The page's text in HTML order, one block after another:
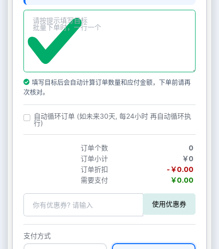
填写目标后会自动计算订单数量和应付金额，下单前请再
次核对。
自动循环订单 (如未来30天, 每24小时 再自动循环执
行)
订单个数
0
订单小计
￥0
订单折扣
-￥0.00
需要支付
￥0.00
使用优惠券
支付方式